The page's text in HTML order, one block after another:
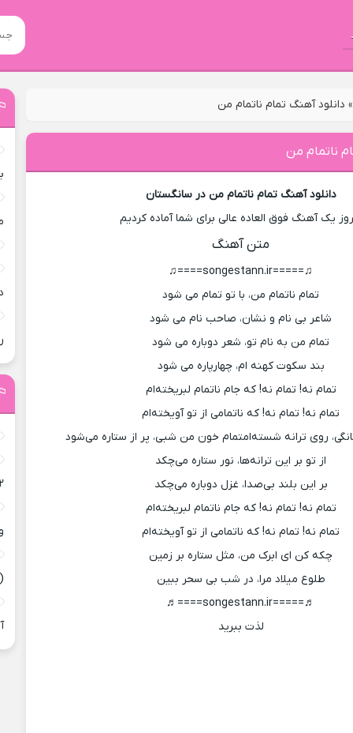
دانلود آهنگ تمام ناتمام من
ناتمام من
دانلود آهنگ تمام ناتمام من در سانگستان
یک آهنگ فوق العاده عالی برای شما آماده کردیم
متن آهنگ
♫=====songestann.ir====♫
تمام ناتمام من، با تو تمام می شود
شاعر بی نام و نشان، صاحب نام می شود
تمام من به نام تو، شعر دوباره می شود
بند سکوت کهنه ام، چهارپاره می شود
تمام نه! تمام نه! که جام ناتمام لبریخته‌ام
تمام نه! تمام نه! که ناتمامی از تو آویخته‌ام
روی ترانه شسته‌امتمام خون من شبی، پر از ستاره می‌شود
از تو بر این ترانه‌ها، نور ستاره می‌چکد
بر این بلند بی‌صدا، غزل دوباره می‌چکد
تمام نه! تمام نه! که جام ناتمام لبریخته‌ام
تمام نه! تمام نه! که ناتمامی از تو آویخته‌ام
چکه کن ای ابرک من، مثل ستاره بر زمین
طلوع میلاد مرا، در شب بی سحر ببین
♬=====songestann.ir====♬
لذت ببرید
۲